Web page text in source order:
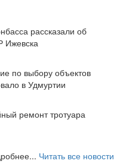
рассказали об
Ижевска
по выбору объектов
в Удмуртии
ремонт тротуара
Читать все новости